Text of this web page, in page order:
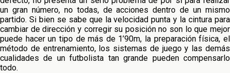
un gran número, no todas, de acciones dentro de un mismo
partido. Si bien se sabe que la velocidad punta y la cintura para
cambiar de dirección y corregir su posición no son lo que mejor
puede hacer un tipo de más de 1’90m, la preparación física, el
método de entrenamiento, los sistemas de juego y las demás
cualidades de un futbolista tan grande pueden compensarlo
todo.